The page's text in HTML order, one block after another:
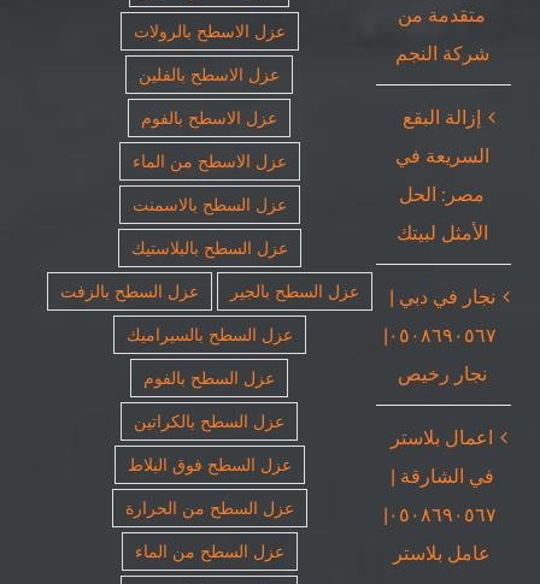
متقدمة من
شركة النجم
إزالة البقع
السريعة في
مصر: الحل
الأمثل لبيتك
نجار في دبي |
٠٥٠٨٦٩٠٥٦٧|
نجار رخيص
اعمال بلاستر
في الشارقة |
٠٥٠٨٦٩٠٥٦٧|
عامل بلاستر
عزل الاسطح بالرولات
عزل الاسطح بالفلين
عزل الاسطح بالفوم
عزل الاسطح من الماء
عزل السطح بالاسمنت
عزل السطح بالبلاستيك
عزل السطح بالجير
عزل السطح بالزفت
عزل السطح بالسيراميك
عزل السطح بالفوم
عزل السطح بالكراتين
عزل السطح فوق البلاط
عزل السطح من الحرارة
عزل السطح من الماء